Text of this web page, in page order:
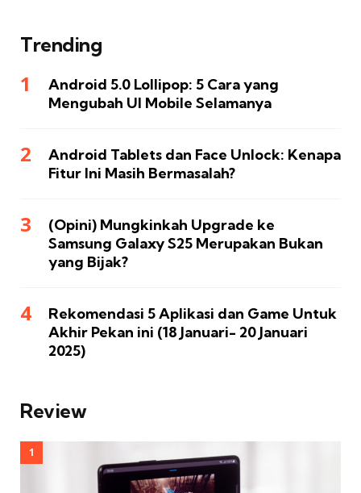
Trending
Android 5.0 Lollipop: 5 Cara yang
Mengubah UI Mobile Selamanya
Android Tablets dan Face Unlock: Kenapa
Fitur Ini Masih Bermasalah?
(Opini) Mungkinkah Upgrade ke
Samsung Galaxy S25 Merupakan Bukan
yang Bijak?
Rekomendasi 5 Aplikasi dan Game Untuk
Akhir Pekan ini (18 Januari- 20 Januari
2025)
Review